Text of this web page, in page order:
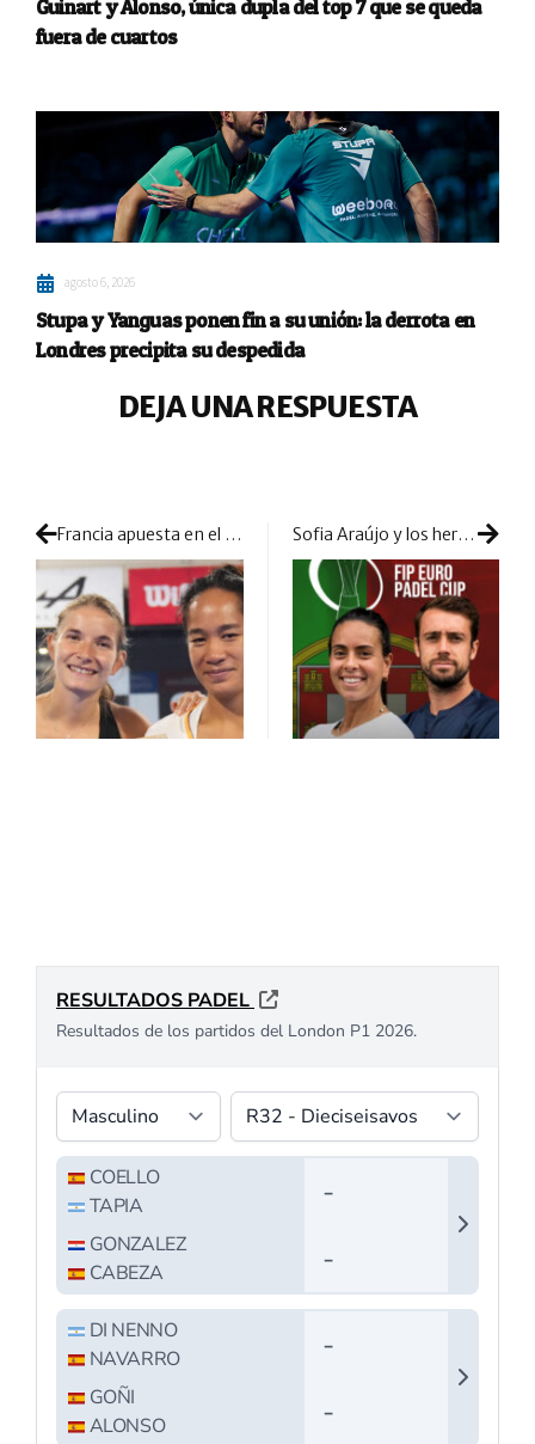
Guinart y Alonso, única dupla del top 7 que se queda
fuera de cuartos
agosto 6, 2026
Stupa y Yanguas ponen fin a su unión: la derrota en
Londres precipita su despedida
DEJA UNA RESPUESTA
Francia apuesta en el Europeo por un equipo muy contrastado Sofia Araújo y los hermanos Deus son la punta de lanza de Portugal para el Europeo